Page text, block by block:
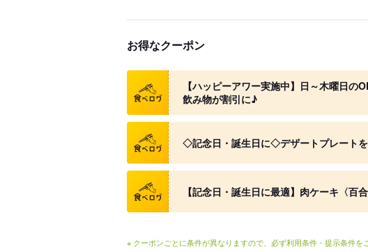
お得なクーポン
クーポン
【ハッピーアワー実施中】日～木曜日の
飲み物が割引に♪
クーポン
◇記念日・誕生日に◇デザートプレート
クーポン
【記念日・誕生日に最適】肉ケーキ〈百
※ クーポンごとに条件が異なりますので、必ず利用条件・提示条件を